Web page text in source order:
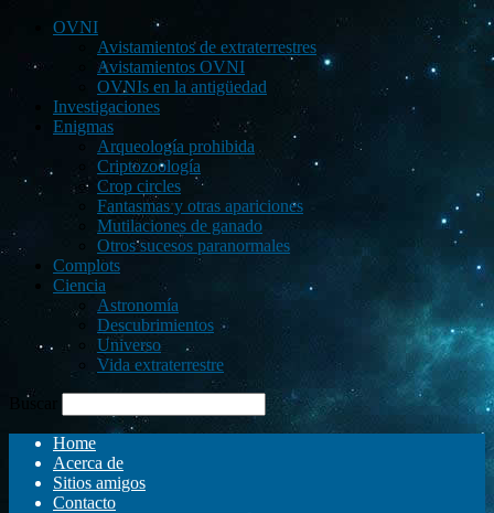
OVNI
Avistamientos de extraterrestres
Avistamientos OVNI
OVNIs en la antigüedad
Investigaciones
Enigmas
Arqueología prohibida
Criptozoología
Crop circles
Fantasmas y otras apariciones
Mutilaciones de ganado
Otros sucesos paranormales
Complots
Ciencia
Astronomía
Descubrimientos
Universo
Vida extraterrestre
Buscar
Home
Acerca de
Sitios amigos
Contacto